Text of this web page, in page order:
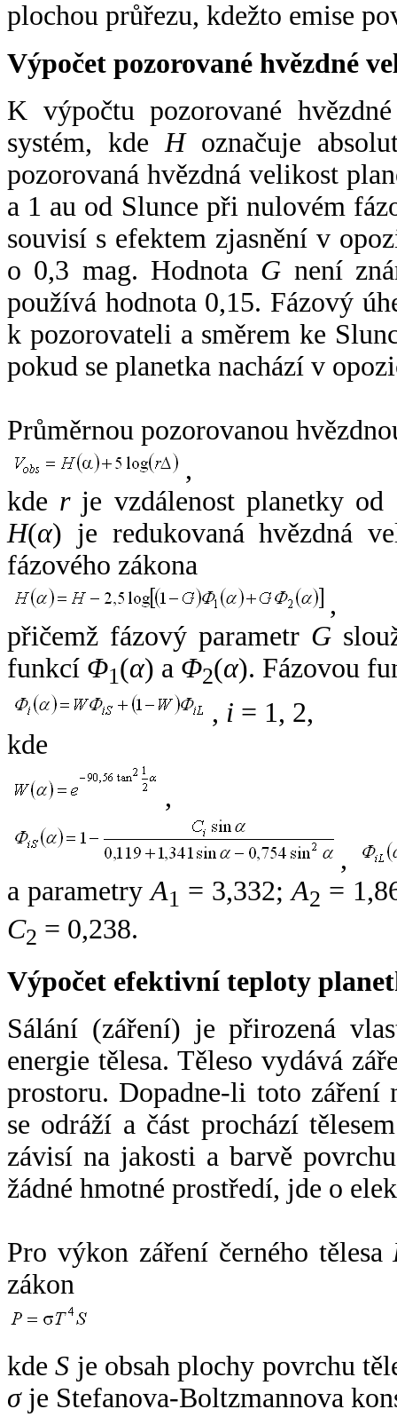
plochou průřezu, kdežto emise
Výpočet pozorované hvězdné
K výpočtu pozorované
systém, kde Hoznačuje
pozorovaná hvězdná velikost
a 1 au od Slunce při nulovém
souvisí s efektem zjasnění v
o 0,3 mag. Hodnota G není
používá hodnota 0,15. Fázový
k pozorovateli a směrem ke
pokud se planetka nachází v
Průměrnou pozorovanou
,
kde rje vzdálenost planetky od
H(α) je redukovaná hvězdná
fázového zákona
,
přičemž fázový parametr G
funkcí Φ1(α) a Φ2(α). Fázovou
, i = 1, 2,
kde
,
,
a parametryA1 = 3,332;A2 =
C2 = 0,238.
Výpočet efektivní teploty
Sálání (záření) je přirozená
energie tělesa. Těleso vydává
prostoru. Dopadne-li toto záření
se odráží a část prochází
závisí na jakosti a barvě
žádné hmotné prostředí, jde o
Pro výkon záření černého tělesa
zákon
kdeS je obsah plochy povrchu
σje Stefanova-Boltzmannova